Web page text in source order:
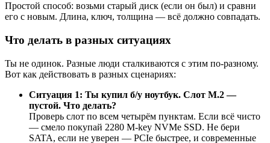
Простой способ: возьми старый диск (если он был) и сравни
его с новым. Длина, ключ, толщина — всё должно совпадать.
Что делать в разных ситуациях
Ты не одинок. Разные люди сталкиваются с этим по-разному.
Вот как действовать в разных сценариях:
Ситуация 1: Ты купил б/у ноутбук. Слот M.2 —
пустой. Что делать?
Проверь слот по всем четырём пунктам. Если всё чисто
— смело покупай 2280 M-key NVMe SSD. Не бери
SATA, если не уверен — PCIe быстрее, и современные